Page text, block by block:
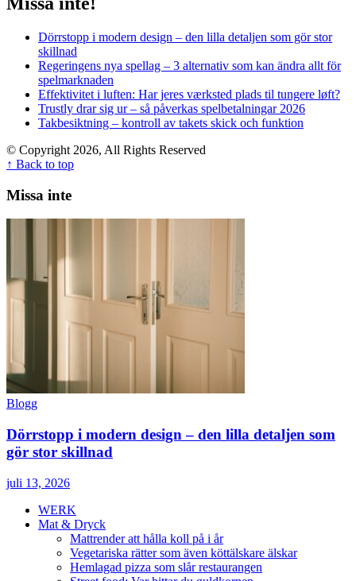
Dörrstopp i modern design – den lilla detaljen som gör stor
skillnad
Regeringens nya spellag – 3 alternativ som kan ändra allt för
spelmarknaden
Effektivitet i luften: Har jeres værksted plads til tungere løft?
Trustly drar sig ur – så påverkas spelbetalningar 2026
Takbesiktning – kontroll av takets skick och funktion
© Copyright 2026, All Rights Reserved
↑ Back to top
Missa inte
Blogg
Dörrstopp i modern design – den lilla detaljen som
gör stor skillnad
juli 13, 2026
WERK
Mat & Dryck
Mattrender att hålla koll på i år
Vegetariska rätter som även köttälskare älskar
Hemlagad pizza som slår restaurangen